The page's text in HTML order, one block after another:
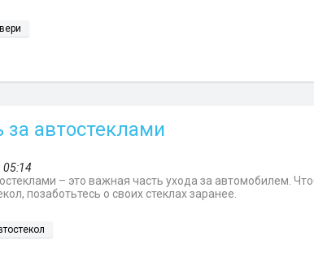
за автостеклами
05:14
– это важная часть ухода за автомобилем.
позаботьтесь о своих стеклах заранее.